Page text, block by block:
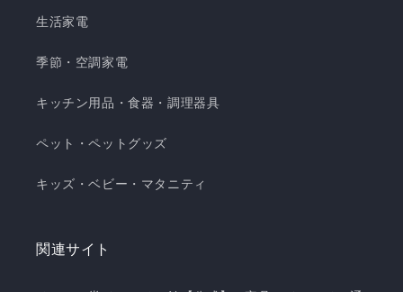
生活家電
季節・空調家電
キッチン用品・食器・調理器具
ペット・ペットグッズ
キッズ・ベビー・マタニティ
関連サイト